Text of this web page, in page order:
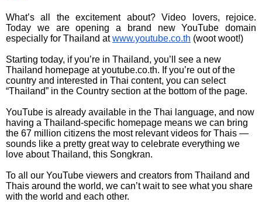
What’s all the excitement about? Video lovers, rejoice.
Today we are opening a brand new YouTube domain
especially for Thailand at www.youtube.co.th (woot woot!)
Starting today, if you’re in Thailand, you’ll see a new
Thailand homepage at youtube.co.th. If you’re out of the
country and interested in Thai content, you can select
“Thailand” in the Country section at the bottom of the page.
YouTube is already available in the Thai language, and now
having a Thailand-specific homepage means we can bring
the 67 million citizens the most relevant videos for Thais —
sounds like a pretty great way to celebrate everything we
love about Thailand, this Songkran.
To all our YouTube viewers and creators from Thailand and
Thais around the world, we can’t wait to see what you share
with the world and each other.